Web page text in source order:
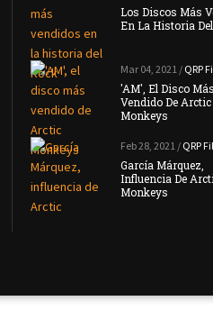
#TopQRP Mejores Canciones 2021
Noticias
Placebo Anuncian Su Nuevo Disco 'Never
Let Me …
Noticias
Interpol Anuncian Que Su Nuevo Disco
Llegará …
Los Discos Más
En La Historia Del
Mar 04, 2021 / QRP
'AM', El Disco Más
Vendido De Arctic
Monkeys
Feb 28, 2021 / QRP
García Márquez,
Influencia De
Monkeys